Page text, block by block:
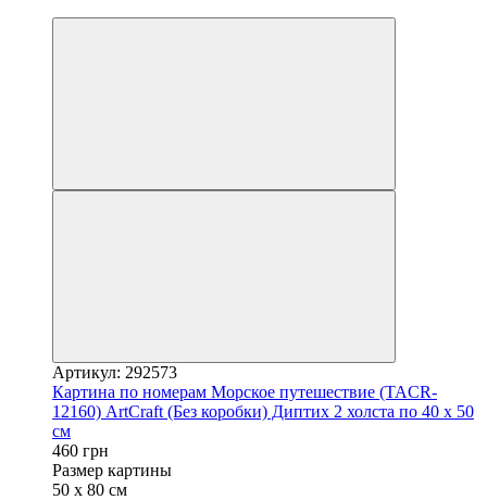
Артикул: 292573
Картина по номерам Морское путешествие (TACR-
12160) ArtCraft (Без коробки) Диптих 2 холста по 40 х 50
см
460 грн
Размер картины
50 х 80 см